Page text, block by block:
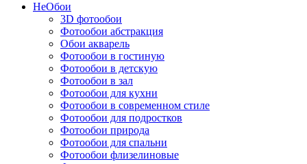
НеОбои
3D фотообои
Фотообои абстракция
Обои акварель
Фотообои в гостиную
Фотообои в детскую
Фотообои в зал
Фотообои для кухни
Фотообои в современном стиле
Фотообои для подростков
Фотообои природа
Фотообои для спальни
Фотообои флизелиновые